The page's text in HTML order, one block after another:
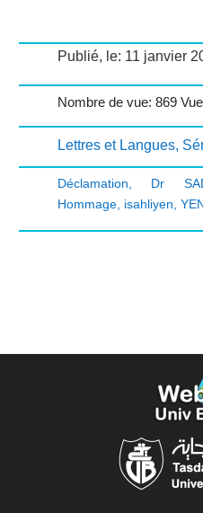
Publié, le: 11 janvier
Nombre de vue: 869
Lettres et Langues,
Déclamation Dr
Hommage, isahliyen